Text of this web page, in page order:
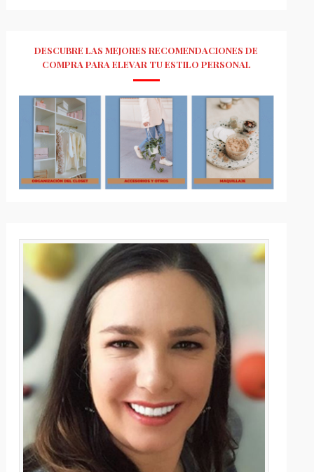
DESCUBRE LAS MEJORES RECOMENDACIONES DE
COMPRA PARA ELEVAR TU ESTILO PERSONAL